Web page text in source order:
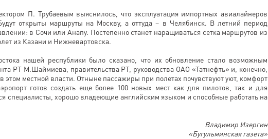
П. Трубаевым выяснилось, что эксплуатация импортных авиалайнеров
открыты маршруты на Москву, а оттуда – в Челябинск. В летний период
в Сочи или Анапу. Постепенно станет наращиваться сетка маршрутов из
из Казани и Нижневартовска.
нашей республики было сказано, что их обновление стало возможным
РТ М.Шаймиева, правительства РТ, руководства ОАО «Татнефть» и, конечно,
этом местной власти. Отныне пассажиры при полетах почувствуют уют, комфорт
готов создать еще более 100 новых мест как для пилотов, так и для
специалисты, хорошо владеющие английским языком и способные работать на
Владимир Изергин
«Бугульминская газета»